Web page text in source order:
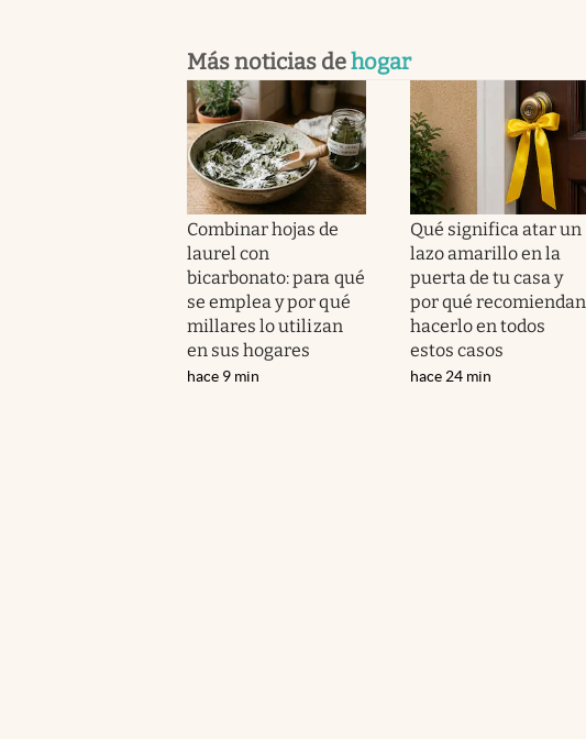
Más noticias dehogar
Combinar hojas de
laurel con
bicarbonato: para qué
se emplea y por qué
millares lo utilizan
en sus hogares
hace 9 min
Qué significa atar un
lazo amarillo en la
puerta de tu casa y
por qué recomiendan
hacerlo en todos
estos casos
hace 24 min